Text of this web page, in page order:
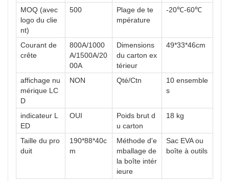
MOQ (avec
logo du clie
nt)
500
Plage de te
mpérature
-20℃-60℃
Courant de
crête
800A/1000
A/1500A/20
00A
Dimensions
du carton ex
térieur
49*33*46cm
affichage nu
mérique LC
D
NON Qté/Ctn
10 ensemble
s
indicateur L
ED
OUI
Poids brut d
u carton
18 kg
Taille du pro
duit
190*88*40c
m
Méthode d'e
mballage de
la boîte intér
ieure
Sac EVA ou
boîte à outils